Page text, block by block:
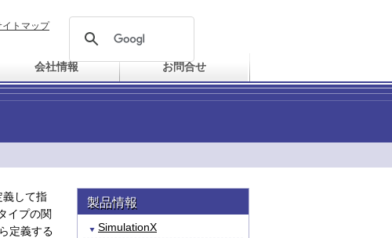
イトマップ
会社情報 お問合せ
義して指
イプの関
定義する
製品情報
SimulationX